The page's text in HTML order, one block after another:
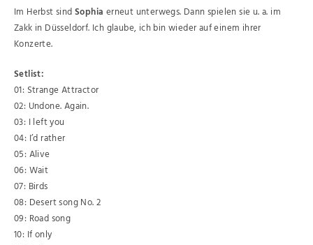
Im Herbst sindSophia erneut unterwegs. Dann spielen sie u. a. im
Zakk in Düsseldorf. Ich glaube, ich bin wieder auf einem ihrer
Konzerte.
Setlist:
01: Strange Attractor
02: Undone. Again.
03: I left you
04: I’d rather
05: Alive
06: Wait
07: Birds
08: Desert song No. 2
09: Road song
10: If only